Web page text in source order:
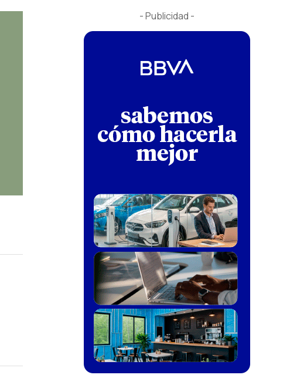
- Publicidad -